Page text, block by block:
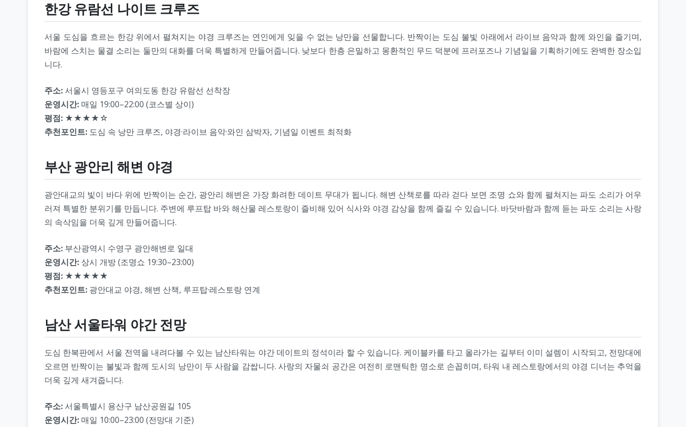
한강 유람선 나이트 크루즈
서울 도심을 흐르는 한강 위에서 펼쳐지는 야경 크루즈는 연인에게 잊을 수 없는 낭만을 선물합니다. 반짝이는 도심 불빛 아래에서 라이브 음악과 함께 와인을 즐기며,
바람에 스치는 물결 소리는 둘만의 대화를 더욱 특별하게 만들어줍니다. 낮보다 한층 은밀하고 몽환적인 무드 덕분에 프러포즈나 기념일을 기획하기에도 완벽한 장소입
니다.
주소: 서울시 영등포구 여의도동 한강 유람선 선착장
운영시간: 매일 19:00–22:00 (코스별 상이)
평점: ★★★★☆
추천포인트: 도심 속 낭만 크루즈, 야경·라이브 음악·와인 삼박자, 기념일 이벤트 최적화
부산 광안리 해변 야경
광안대교의 빛이 바다 위에 반짝이는 순간, 광안리 해변은 가장 화려한 데이트 무대가 됩니다. 해변 산책로를 따라 걷다 보면 조명 쇼와 함께 펼쳐지는 파도 소리가 어우
러져 특별한 분위기를 만듭니다. 주변에 루프탑 바와 해산물 레스토랑이 즐비해 있어 식사와 야경 감상을 함께 즐길 수 있습니다. 바닷바람과 함께 듣는 파도 소리는 사랑
의 속삭임을 더욱 깊게 만들어줍니다.
주소: 부산광역시 수영구 광안해변로 일대
운영시간: 상시 개방 (조명쇼 19:30–23:00)
평점: ★★★★★
추천포인트: 광안대교 야경, 해변 산책, 루프탑·레스토랑 연계
남산 서울타워 야간 전망
도심 한복판에서 서울 전역을 내려다볼 수 있는 남산타워는 야간 데이트의 정석이라 할 수 있습니다. 케이블카를 타고 올라가는 길부터 이미 설렘이 시작되고, 전망대에
오르면 반짝이는 불빛과 함께 도시의 낭만이 두 사람을 감쌉니다. 사랑의 자물쇠 공간은 여전히 로맨틱한 명소로 손꼽히며, 타워 내 레스토랑에서의 야경 디너는 추억을
더욱 깊게 새겨줍니다.
주소: 서울특별시 용산구 남산공원길 105
운영시간: 매일 10:00–23:00 (전망대 기준)